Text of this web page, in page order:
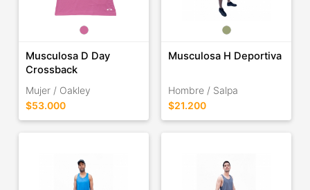
Musculosa D Day
Crossback
Mujer / Oakley
$53.000
Musculosa H Deportiva
Hombre / Salpa
$21.200